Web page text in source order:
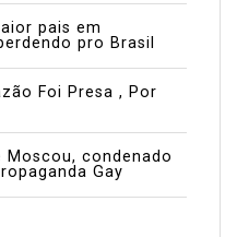
pais em
pro Brasil
Foi Presa , Por
Moscou, condenado
Gay